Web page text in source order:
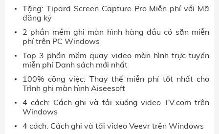
Tặng: Tipard Screen Capture Pro Miễn phí với Mã
đăng ký
2 phần mềm ghi màn hình hàng đầu có sẵn miễn
phí trên PC Windows
Top 3 phần mềm quay video màn hình trực tuyến
miễn phí Danh sách mới nhất
100% công việc: Thay thế miễn phí tốt nhất cho
Trình ghi màn hình Aiseesoft
4 cách: Cách ghi và tải xuống video TV.com trên
Windows
4 cách: Cách ghi và tải video Veevr trên Windows